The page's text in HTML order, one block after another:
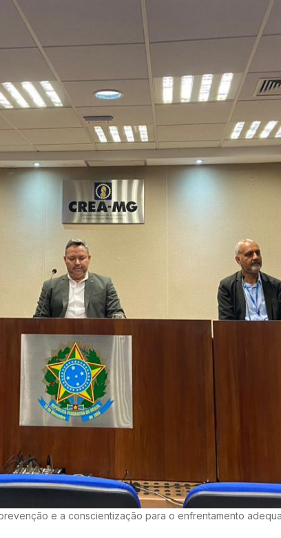
e a conscientização para o enfrentamento